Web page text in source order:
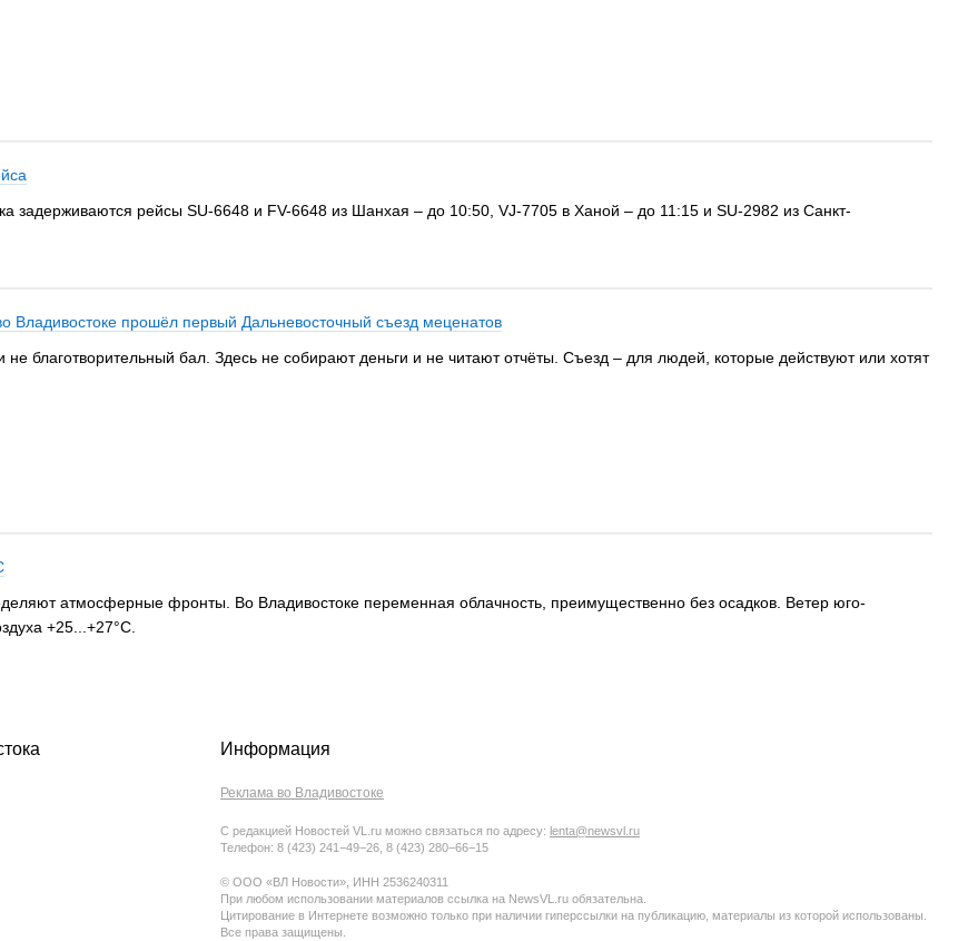
задерживаются рейсы SU-6648 и FV-6648 из Шанхая – до 10:50, VJ-7705 в Ханой – до 11:15 и SU-2982 из Санкт-
Владивостоке прошёл первый Дальневосточный съезд меценатов
благотворительный бал. Здесь не собирают деньги и не читают отчёты. Съезд – для людей, которые действуют или хотят
атмосферные фронты. Во Владивостоке переменная облачность, преимущественно без осадков. Ветер юго-
+25...+27°C.
Информация
Реклама во Владивостоке
С редакцией Новостей VL.ru можно связаться по адресу: lenta@newsvl.ru
Телефон: 8 (423) 241−49−26, 8 (423) 280−66−15
© ООО «ВЛ Новости», ИНН 2536240311
При любом использовании материалов ссылка на NewsVL.ru обязательна.
Цитирование в Интернете возможно только при наличии гиперссылки на публикацию, материалы из которой использованы.
Все права защищены.